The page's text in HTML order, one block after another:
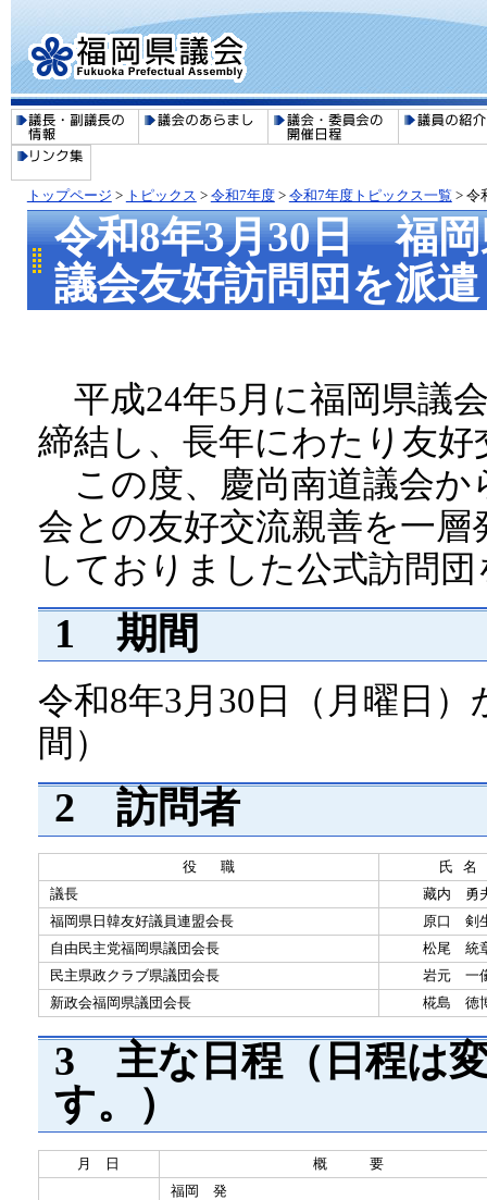
トップページ > トピックス > 令和7年度> 令和7年度トピックス一覧 > 令
令和8年3月30日 福岡
議会友好訪問団を派
平成24年5月に福岡県議
締結し、長年にわたり友
この度、慶尚南道議会か
会との友好交流親善を一
しておりました公式訪問
1 期間
令和8年3月30日（月曜日
間）
2 訪問者
役 職
氏 名
議長
藏内 勇
福岡県日韓友好議員連盟会長
原口 剣
自由民主党福岡県議団会長
松尾 統
民主県政クラブ県議団会長
岩元 一
新政会福岡県議団会長
椛島 徳
3 主な日程（日程は
す。）
月 日 概 要
福岡 発